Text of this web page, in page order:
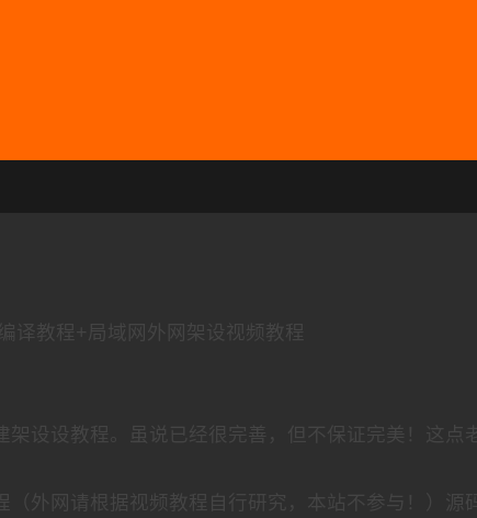
译教程+局域网外网架设视频教程
架设设教程。虽说已经很完善，但不保证完美！这
（外网请根据视频教程自行研究，本站不参与！）